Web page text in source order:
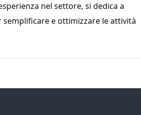
nel settore, si dedica a
e ottimizzare le attività